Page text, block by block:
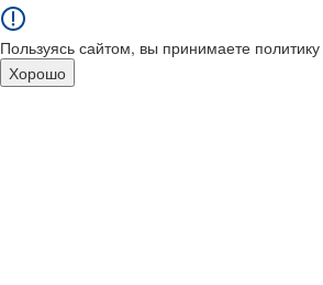
Пользуясь сайтом, вы принимаете политику
Хорошо